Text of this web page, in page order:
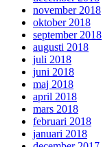
november 2018
oktober 2018
september 2018
augusti 2018
juli 2018
juni 2018
maj 2018
april 2018
mars 2018
februari 2018
januari 2018